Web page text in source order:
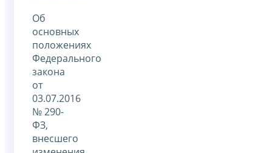
Об
основных
положениях
Федерального
закона
от
03.07.2016
№ 290-
ФЗ,
внесшего